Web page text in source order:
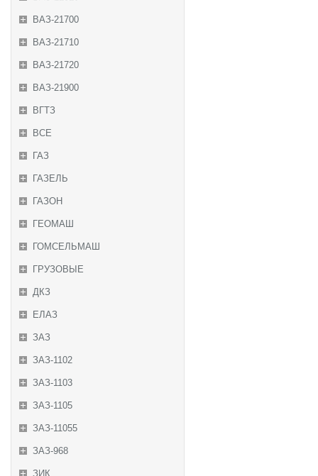
ВАЗ-21700
ВАЗ-21710
ВАЗ-21720
ВАЗ-21900
ВГТЗ
ВСЕ
ГАЗ
ГАЗЕЛЬ
ГАЗОН
ГЕОМАШ
ГОМСЕЛЬМАШ
ГРУЗОВЫЕ
ДКЗ
ЕЛАЗ
ЗАЗ
ЗАЗ-1102
ЗАЗ-1103
ЗАЗ-1105
ЗАЗ-11055
ЗАЗ-968
ЗИК